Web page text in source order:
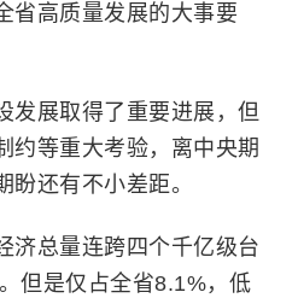
省高质量发展的大事要
发展取得了重要进展，但
约等重大考验，离中央期
还有不小差距。
济总量连跨四个千亿级台
但是仅占全省8.1%，低